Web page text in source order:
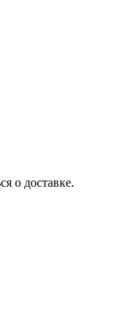
о доставке.